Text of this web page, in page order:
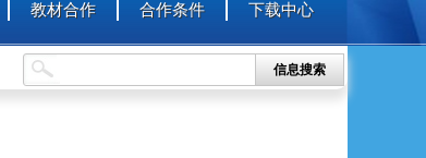
教材合作 合作条件 下载中心
信息搜索